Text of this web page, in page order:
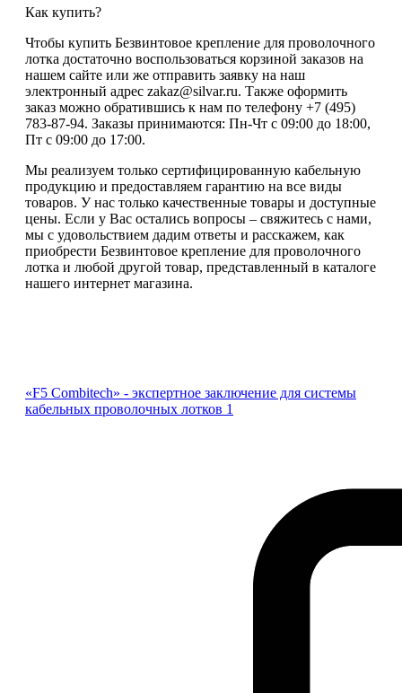
Как купить?
Чтобы купить Безвинтовое крепление для проволочного
лотка достаточно воспользоваться корзиной заказов на
нашем сайте или же отправить заявку на наш
электронный адрес zakaz@silvar.ru. Также оформить
заказ можно обратившись к нам по телефону +7 (495)
783-87-94. Заказы принимаются: Пн-Чт с 09:00 до 18:00,
Пт с 09:00 до 17:00.
Мы реализуем только сертифицированную кабельную
продукцию и предоставляем гарантию на все виды
товаров. У нас только качественные товары и доступные
цены. Если у Вас остались вопросы – свяжитесь с нами,
мы с удовольствием дадим ответы и расскажем, как
приобрести Безвинтовое крепление для проволочного
лотка и любой другой товар, представленный в каталоге
нашего интернет магазина.
«F5 Combitech» - экспертное заключение для системы
кабельных проволочных лотков 1